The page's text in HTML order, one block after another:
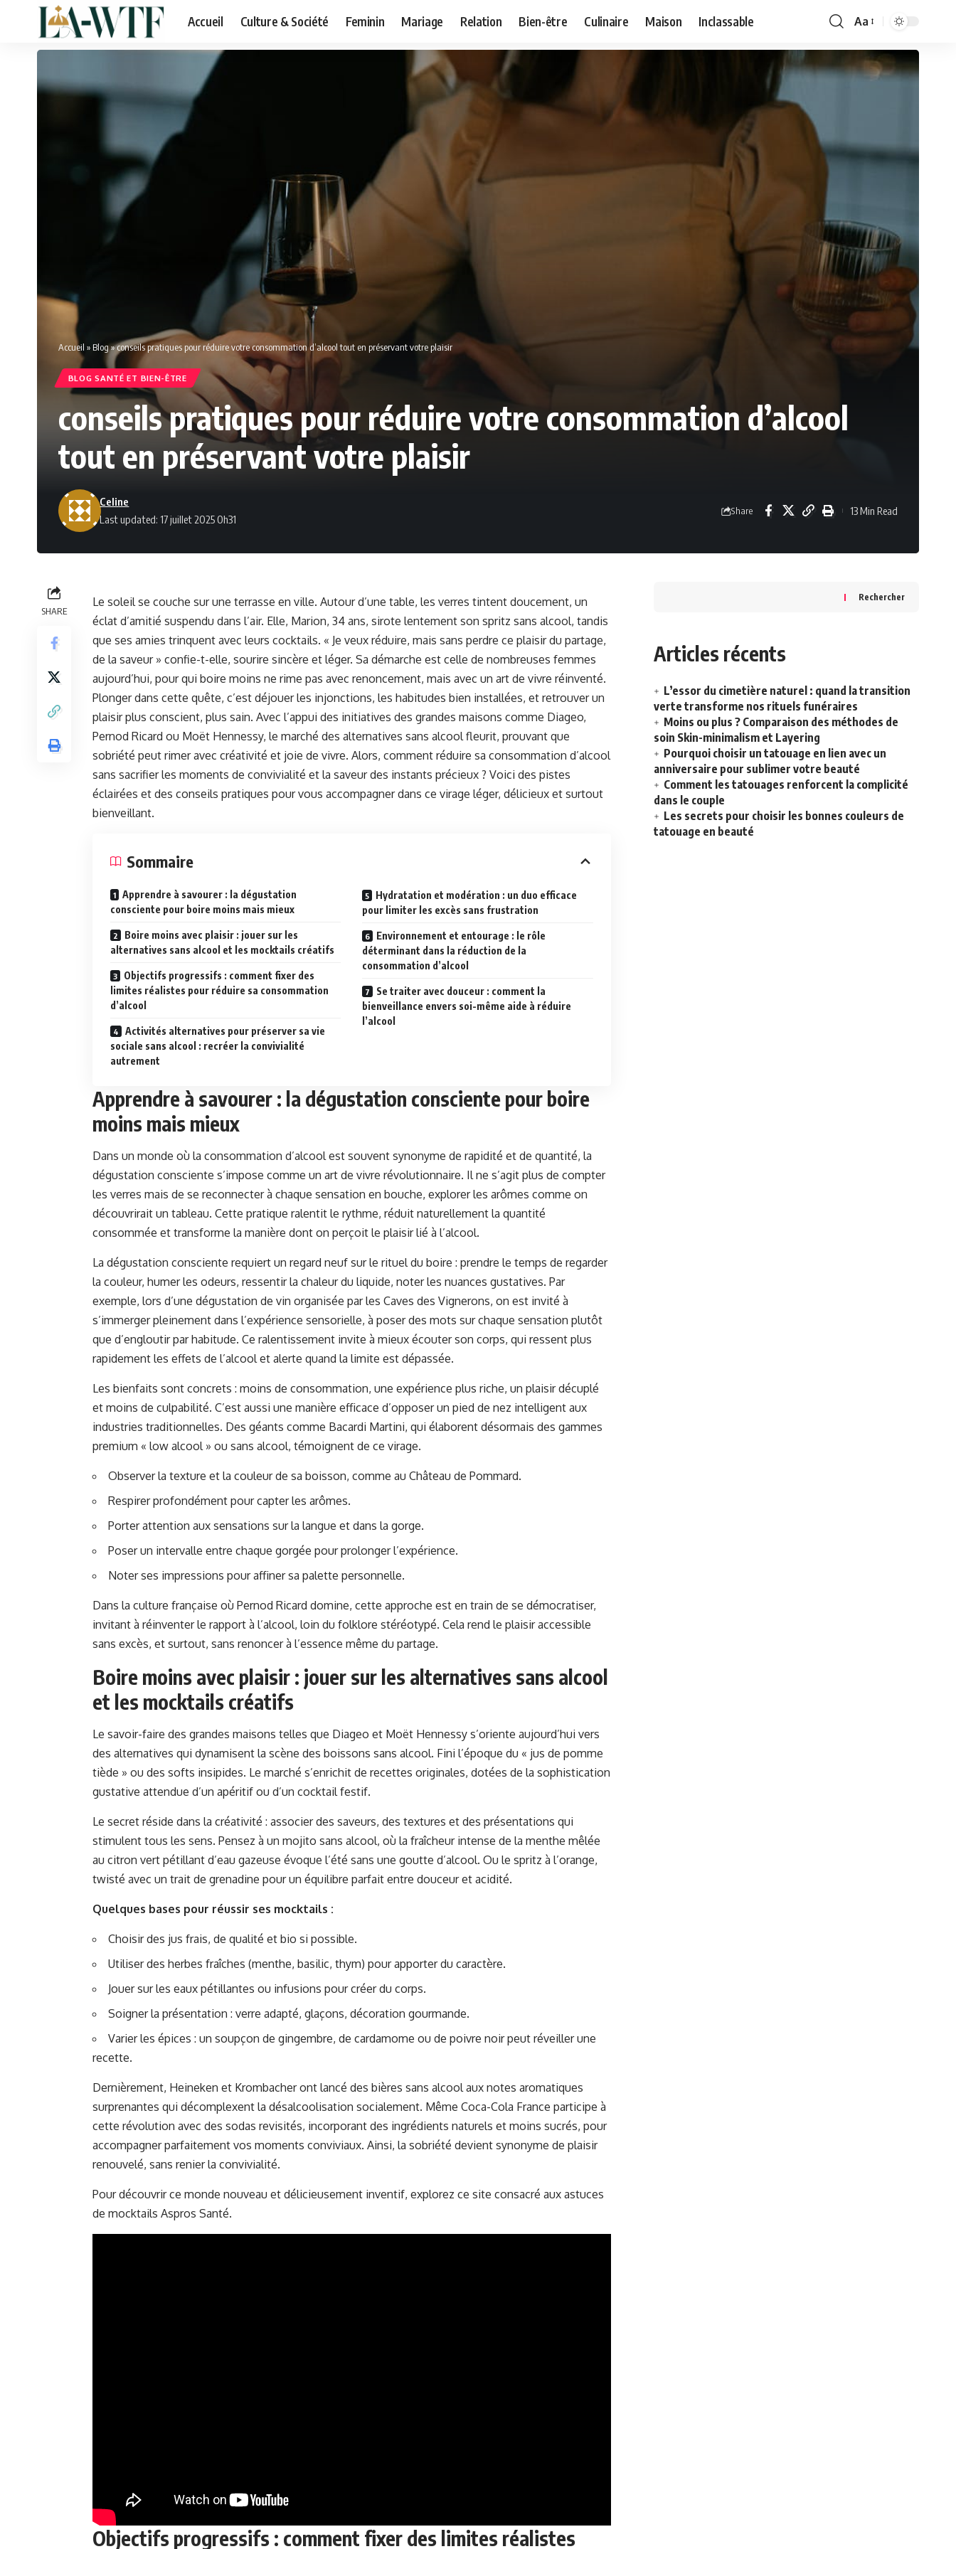
Accueil Culture & Société Feminin Mariage Relation Bien-être Culinaire Maison Inclassable
Font
Resizer
Aa
Accueil »Blog»conseils pratiques pour réduire votre consommation d’alcool tout en préservant votre plaisir
BLOG SANTÉ ET BIEN-ÊTRE
conseils pratiques pour réduire votre consommation d’alcool
tout en préservant votre plaisir
Last updated: 17 juillet 2025 0h31
Celine
Share 13 Min Read
SHARE
Le soleil se couche sur une terrasse en ville. Autour d’une table, les verres tintent doucement, un
éclat d’amitié suspendu dans l’air. Elle, Marion, 34 ans, sirote lentement son spritz sans alcool, tandis
que ses amies trinquent avec leurs cocktails. « Je veux réduire, mais sans perdre ce plaisir du partage,
de la saveur » confie-t-elle, sourire sincère et léger. Sa démarche est celle de nombreuses femmes
aujourd’hui, pour qui boire moins ne rime pas avec renoncement, mais avec un art de vivre réinventé.
Plonger dans cette quête, c’est déjouer les injonctions, les habitudes bien installées, et retrouver un
plaisir plus conscient, plus sain. Avec l’appui des initiatives des grandes maisons comme Diageo,
Pernod Ricard ou Moët Hennessy, le marché des alternatives sans alcool fleurit, prouvant que
sobriété peut rimer avec créativité et joie de vivre. Alors, comment réduire sa consommation d’alcool
sans sacrifier les moments de convivialité et la saveur des instants précieux ? Voici des pistes
éclairées et des conseils pratiques pour vous accompagner dans ce virage léger, délicieux et surtout
bienveillant.
Sommaire
Apprendre à savourer : la dégustation
consciente pour boire moins mais mieux
Boire moins avec plaisir : jouer sur les
alternatives sans alcool et les mocktails créatifs
Objectifs progressifs : comment fixer des
limites réalistes pour réduire sa consommation
d’alcool
Activités alternatives pour préserver sa vie
sociale sans alcool : recréer la convivialité
autrement
Hydratation et modération : un duo efficace
pour limiter les excès sans frustration
Environnement et entourage : le rôle
déterminant dans la réduction de la
consommation d’alcool
Se traiter avec douceur : comment la
bienveillance envers soi-même aide à réduire
l’alcool
Apprendre à savourer : la dégustation consciente pour boire
moins mais mieux
Dans un monde où la consommation d’alcool est souvent synonyme de rapidité et de quantité, la
dégustation consciente s’impose comme un art de vivre révolutionnaire. Il ne s’agit plus de compter
les verres mais de se reconnecter à chaque sensation en bouche, explorer les arômes comme on
découvrirait un tableau. Cette pratique ralentit le rythme, réduit naturellement la quantité
consommée et transforme la manière dont on perçoit le plaisir lié à l’alcool.
La dégustation consciente requiert un regard neuf sur le rituel du boire : prendre le temps de regarder
la couleur, humer les odeurs, ressentir la chaleur du liquide, noter les nuances gustatives. Par
exemple, lors d’une dégustation de vin organisée par les Caves des Vignerons, on est invité à
s’immerger pleinement dans l’expérience sensorielle, à poser des mots sur chaque sensation plutôt
que d’engloutir par habitude. Ce ralentissement invite à mieux écouter son corps, qui ressent plus
rapidement les effets de l’alcool et alerte quand la limite est dépassée.
Les bienfaits sont concrets : moins de consommation, une expérience plus riche, un plaisir décuplé
et moins de culpabilité. C’est aussi une manière efficace d’opposer un pied de nez intelligent aux
industries traditionnelles. Des géants comme Bacardi Martini, qui élaborent désormais des gammes
premium « low alcool » ou sans alcool, témoignent de ce virage.
Observer la texture et la couleur de sa boisson, comme au Château de Pommard.
Respirer profondément pour capter les arômes.
Porter attention aux sensations sur la langue et dans la gorge.
Poser un intervalle entre chaque gorgée pour prolonger l’expérience.
Noter ses impressions pour affiner sa palette personnelle.
Dans la culture française où Pernod Ricard domine, cette approche est en train de se démocratiser,
invitant à réinventer le rapport à l’alcool, loin du folklore stéréotypé. Cela rend le plaisir accessible
sans excès, et surtout, sans renoncer à l’essence même du partage.
Boire moins avec plaisir : jouer sur les alternatives sans alcool
et les mocktails créatifs
Le savoir-faire des grandes maisons telles que Diageo et Moët Hennessy s’oriente aujourd’hui vers
des alternatives qui dynamisent la scène des boissons sans alcool. Fini l’époque du « jus de pomme
tiède » ou des softs insipides. Le marché s’enrichit de recettes originales, dotées de la sophistication
gustative attendue d’un apéritif ou d’un cocktail festif.
Le secret réside dans la créativité : associer des saveurs, des textures et des présentations qui
stimulent tous les sens. Pensez à un mojito sans alcool, où la fraîcheur intense de la menthe mêlée
au citron vert pétillant d’eau gazeuse évoque l’été sans une goutte d’alcool. Ou le spritz à l’orange,
twisté avec un trait de grenadine pour un équilibre parfait entre douceur et acidité.
Quelques bases pour réussir ses mocktails :
Choisir des jus frais, de qualité et bio si possible.
Utiliser des herbes fraîches (menthe, basilic, thym) pour apporter du caractère.
Jouer sur les eaux pétillantes ou infusions pour créer du corps.
Soigner la présentation : verre adapté, glaçons, décoration gourmande.
Varier les épices : un soupçon de gingembre, de cardamome ou de poivre noir peut réveiller une
recette.
Dernièrement, Heineken et Krombacher ont lancé des bières sans alcool aux notes aromatiques
surprenantes qui décomplexent la désalcoolisation socialement. Même Coca-Cola France participe à
cette révolution avec des sodas revisités, incorporant des ingrédients naturels et moins sucrés, pour
accompagner parfaitement vos moments conviviaux. Ainsi, la sobriété devient synonyme de plaisir
renouvelé, sans renier la convivialité.
Pour découvrir ce monde nouveau et délicieusement inventif, explorez ce site consacré aux astuces
de mocktails Aspros Santé.
Objectifs progressifs : comment fixer des limites réalistes
Rechercher
Articles récents
L’essor du cimetière naturel : quand la transition
verte transforme nos rituels funéraires
Moins ou plus ? Comparaison des méthodes de
soin Skin-minimalism et Layering
Pourquoi choisir un tatouage en lien avec un
anniversaire pour sublimer votre beauté
Comment les tatouages renforcent la complicité
dans le couple
Les secrets pour choisir les bonnes couleurs de
tatouage en beauté